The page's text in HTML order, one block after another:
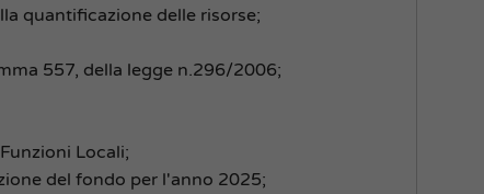
quantificazione delle risorse;
557, della legge n.296/2006;
Locali;
del fondo per l'anno 2025;